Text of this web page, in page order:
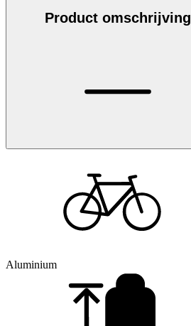
Product omschrijving
Aluminium